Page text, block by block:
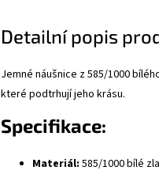
Detailní popis
Jemné náušnice z 585/1000
které podtrhují jeho krásu.
Specifikace:
Materiál: 585/1000 bílé